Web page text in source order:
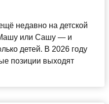
недавно на детской
Машу или Сашу — и
детей. В 2026 году
позиции выходят